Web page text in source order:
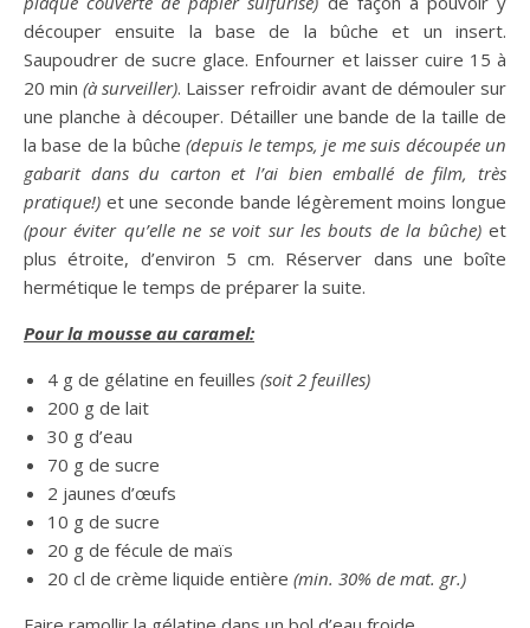
découper ensuite la base de la bûche et un insert.
Saupoudrer de sucre glace. Enfourner et laisser cuire 15 à
20 min(à surveiller). Laisser refroidir avant de démouler sur
une planche à découper. Détailler une bande de la taille de
la base de la bûche(depuis le temps, je me suis découpée un
gabarit dans du carton et l’ai bien emballé de film, très
pratique!) et une seconde bande légèrement moins longue
(pour éviter qu’elle ne se voit sur les bouts de la bûche)et
plus étroite, d’environ 5 cm. Réserver dans une boîte
hermétique le temps de préparer la suite.
Pour la mousse au caramel:
4 g de gélatine en feuilles (soit 2 feuilles)
200 g de lait
30 g d’eau
70 g de sucre
2 jaunes d’œufs
10 g de sucre
20 g de fécule de maïs
20 cl de crème liquide entière (min. 30% de mat. gr.)